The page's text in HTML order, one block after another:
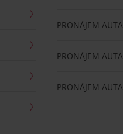
PRONÁJEM
PRONÁJEM
PRONÁJEM